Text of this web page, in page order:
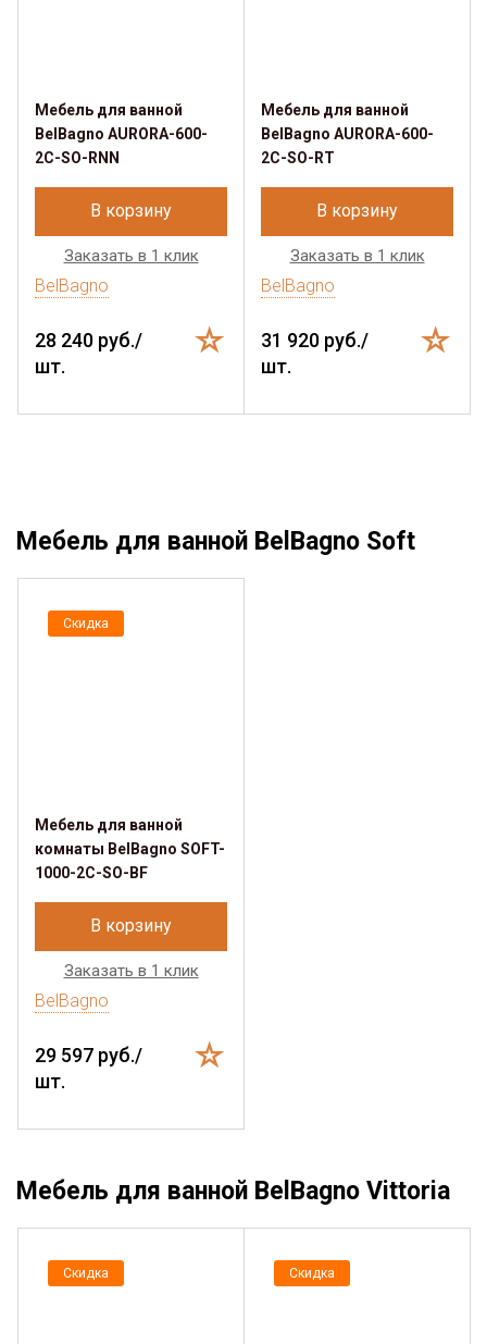
Мебель для ванной
BelBagno AURORA-600-
2C-SO-RNN
В корзину
Заказать в 1 клик
BelBagno
28 240 руб./
шт.
Мебель для ванной
BelBagno AURORA-600-
2C-SO-RT
В корзину
Заказать в 1 клик
BelBagno
31 920 руб./
шт.
Мебель для ванной BelBagno Soft
Скидка
Мебель для ванной
комнаты BelBagno SOFT-
1000-2C-SO-BF
В корзину
Заказать в 1 клик
BelBagno
29 597 руб./
шт.
Мебель для ванной BelBagno Vittoria
Скидка Скидка